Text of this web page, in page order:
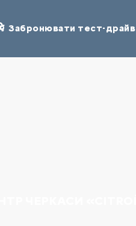
Забронювати тест-драйв